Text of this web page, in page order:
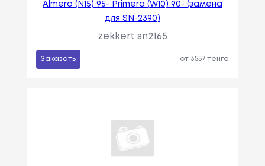
Almera (N15) 95- Primera (W10) 90- (замена
для SN-2390)
zekkert sn2165
Заказать от 3557 тенге